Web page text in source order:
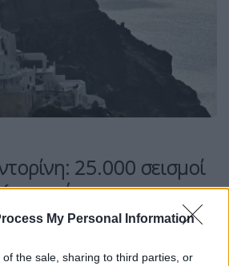
My Personal Information
the sale, sharing to third parties, or
25.000 σεισμοί
για